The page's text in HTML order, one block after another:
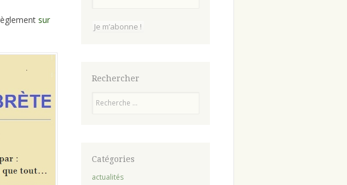
sur
Rechercher
Catégories
actualités